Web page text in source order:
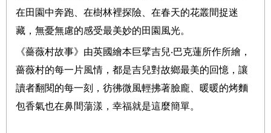
在田園中奔跑、在樹林裡探險、在春天的花叢間捉迷
藏，無憂無慮的感受最美妙的田園風光。
《薔薇村故事》由英國繪本巨擘吉兒‧巴克蓮所作所繪，
薔薇村的每一片風情，都是吉兒對故鄉最美的回憶，讓
讀者翻閱的每一刻，彷彿微風輕拂著臉龐、暖暖的烤麵
包香氣也在鼻間蕩漾，幸福就是這麼簡單。